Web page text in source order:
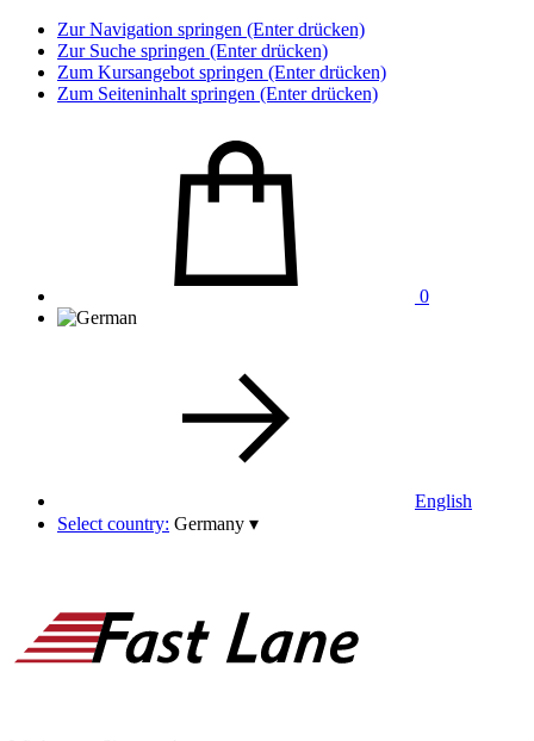
Zur Navigation springen (Enter drücken)
Zur Suche springen (Enter drücken)
Zum Kursangebot springen (Enter drücken)
Zum Seiteninhalt springen (Enter drücken)
0
English
Select country: Germany ▾